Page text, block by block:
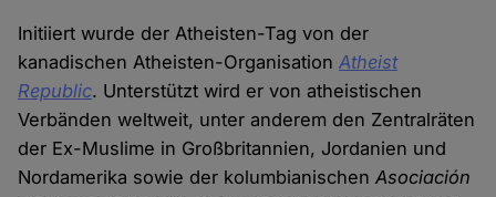
Initiiert wurde der Atheisten-Tag von der
kanadischen Atheisten-OrganisationAtheist
Republic. Unterstützt wird er von atheistischen
Verbänden weltweit, unter anderem den Zentralräten
der Ex-Muslime in Großbritannien, Jordanien und
Nordamerika sowie der kolumbianischenAsociación